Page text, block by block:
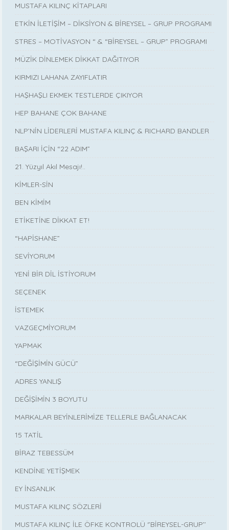
MUSTAFA KILINÇ KİTAPLARI
ETKİN İLETİŞİM – DİKSİYON & BİREYSEL – GRUP PROGRAMI
STRES – MOTİVASYON “ & “BİREYSEL – GRUP” PROGRAMI
MÜZİK DİNLEMEK DİKKAT DAĞITIYOR
KIRMIZI LAHANA ZAYIFLATIR
HAŞHAŞLI EKMEK TESTLERDE ÇIKIYOR
HEP BAHANE ÇOK BAHANE
NLP’NİN LİDERLERİ MUSTAFA KILINÇ & RICHARD BANDLER
BAŞARI İÇİN “22 ADIM”
21. Yüzyıl Akıl Mesajı!..
KİMLER-SİN
BEN KİMİM
ETİKETİNE DİKKAT ET!
“HAPİSHANE”
SEVİYORUM
YENİ BİR DİL İSTİYORUM
SEÇENEK
İSTEMEK
VAZGEÇMİYORUM
YAPMAK
“DEĞİŞİMİN GÜCÜ”
ADRES YANLIŞ
DEĞİŞİMİN 3 BOYUTU
MARKALAR BEYİNLERİMİZE TELLERLE BAĞLANACAK
15 TATİL
BİRAZ TEBESSÜM
KENDİNE YETİŞMEK
EY İNSANLIK
MUSTAFA KILINÇ SÖZLERİ
MUSTAFA KILINÇ İLE ÖFKE KONTROLÜ ‘’BİREYSEL-GRUP’’